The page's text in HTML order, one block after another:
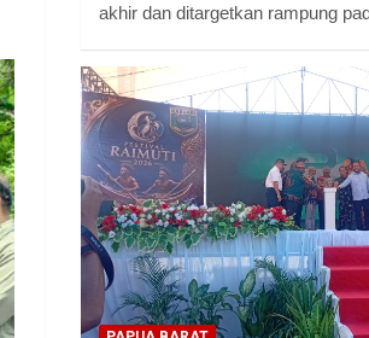
akhir dan ditargetkan rampung